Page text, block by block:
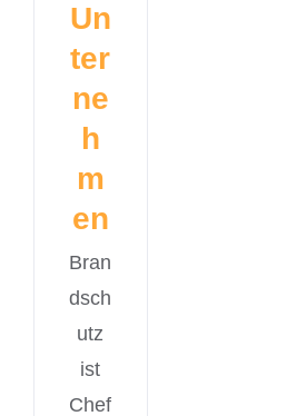
Un
ter
ne
h
m
en
Bran
dsch
utz
ist
Chef